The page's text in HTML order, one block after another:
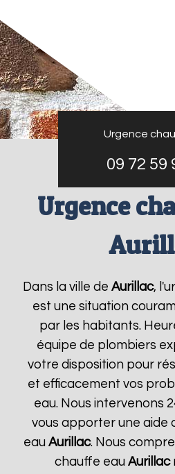
Urgence
09 72 59
Urgence
Dans la ville deAurillac,
est une situation
par les habitants.
équipe de plombiers
votre disposition pour
et efficacement vos
eau. Nous intervenons
vous apporter une aide
eauAurillac. Nous
chauffe eauAurillac